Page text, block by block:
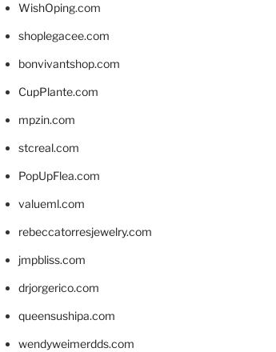
WishOping.com
shoplegacee.com
bonvivantshop.com
CupPlante.com
mpzin.com
stcreal.com
PopUpFlea.com
valueml.com
rebeccatorresjewelry.com
jmpbliss.com
drjorgerico.com
queensushipa.com
wendyweimerdds.com